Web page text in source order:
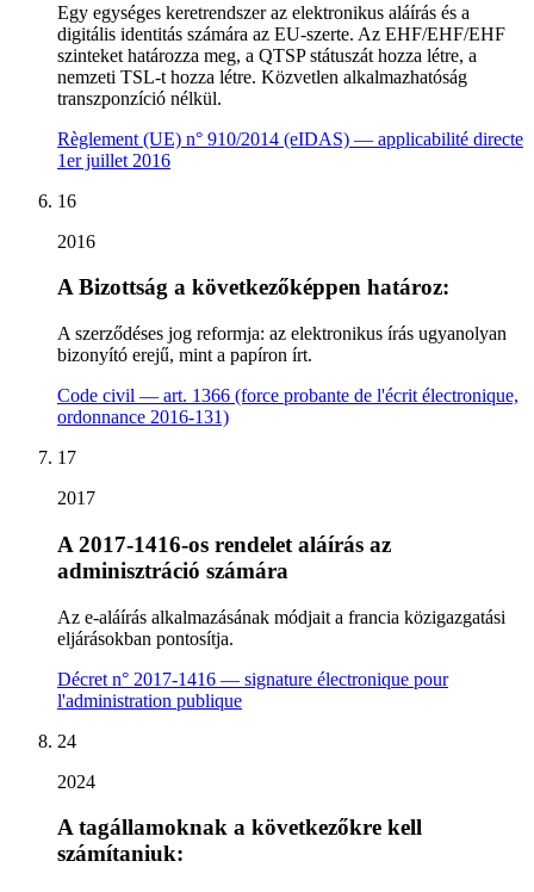
Egy egységes keretrendszer az elektronikus aláírás és a
digitális identitás számára az EU-szerte. Az EHF/EHF/EHF
szinteket határozza meg, a QTSP státuszát hozza létre, a
nemzeti TSL-t hozza létre. Közvetlen alkalmazhatóság
transzponzíció nélkül.
Règlement (UE) n° 910/2014 (eIDAS) — applicabilité directe
1er juillet 2016
16
2016
A Bizottság a következőképpen határoz:
A szerződéses jog reformja: az elektronikus írás ugyanolyan
bizonyító erejű, mint a papíron írt.
Code civil — art. 1366 (force probante de l'écrit électronique,
ordonnance 2016-131)
17
2017
A 2017-1416-os rendelet aláírás az
adminisztráció számára
Az e-aláírás alkalmazásának módjait a francia közigazgatási
eljárásokban pontosítja.
Décret n° 2017-1416 — signature électronique pour
l'administration publique
24
2024
A tagállamoknak a következőkre kell
számítaniuk: